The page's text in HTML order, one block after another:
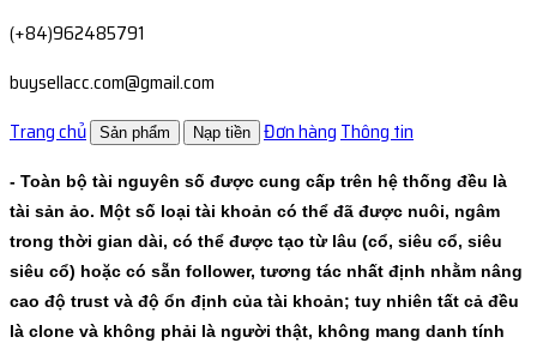
(+84)962485791
buysellacc.com@gmail.com
Trang chủ
Sản phẩm Nạp tiền Đơn hàng Thông tin
- Toàn bộ tài nguyên số được cung cấp trên hệ thống đều là
tài sản ảo. Một số loại tài khoản có thể đã được nuôi, ngâm
trong thời gian dài, có thể được tạo từ lâu (cổ, siêu cổ, siêu
siêu cổ) hoặc có sẵn follower, tương tác nhất định nhằm nâng
cao độ trust và độ ổn định của tài khoản; tuy nhiên tất cả đều
là clone và không phải là người thật, không mang danh tính